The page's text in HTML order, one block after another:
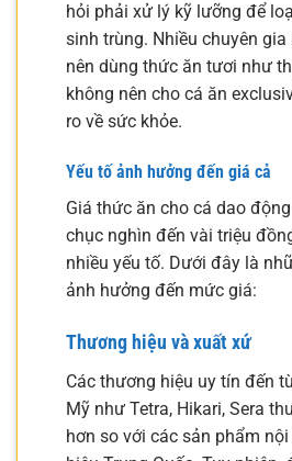
hỏi phải xử lý kỹ lưỡng để
sinh trùng. Nhiều chuyên
nên dùng thức ăn tươi như
không nên cho cá ăn
ro về sức khỏe.
Yếu tố ảnh hưởng đến giá cả
Giá thức ăn cho cá dao
chục nghìn đến vài triệu
nhiều yếu tố. Dưới đây là
ảnh hưởng đến mức giá:
Thương hiệu và xuất xứ
Các thương hiệu uy tín đến
Mỹ như Tetra, Hikari, Sera
hơn so với các sản phẩm